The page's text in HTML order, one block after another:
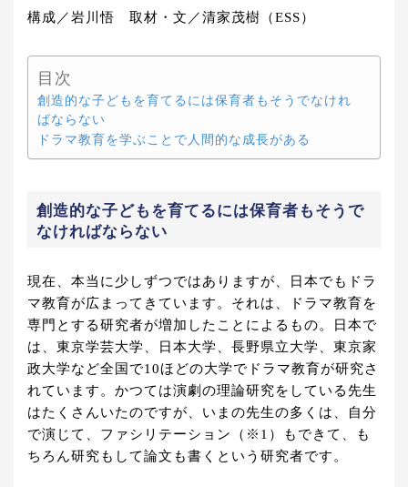
構成／岩川悟 取材・文／清家茂樹（ESS）
目次
創造的な子どもを育てるには保育者もそうでなけれ
ばならない
ドラマ教育を学ぶことで人間的な成長がある
創造的な子どもを育てるには保育者もそうで
なければならない
現在、本当に少しずつではありますが、日本でもドラ
マ教育が広まってきています。それは、ドラマ教育を
専門とする研究者が増加したことによるもの。日本で
は、東京学芸大学、日本大学、長野県立大学、東京家
政大学など全国で10ほどの大学でドラマ教育が研究さ
れています。かつては演劇の理論研究をしている先生
はたくさんいたのですが、いまの先生の多くは、自分
で演じて、ファシリテーション（※1）もできて、も
ちろん研究もして論文も書くという研究者です。